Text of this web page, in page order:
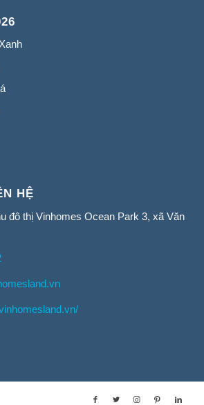
HỆ
đô thị Vinhomes Ocean Park 3, xã Văn